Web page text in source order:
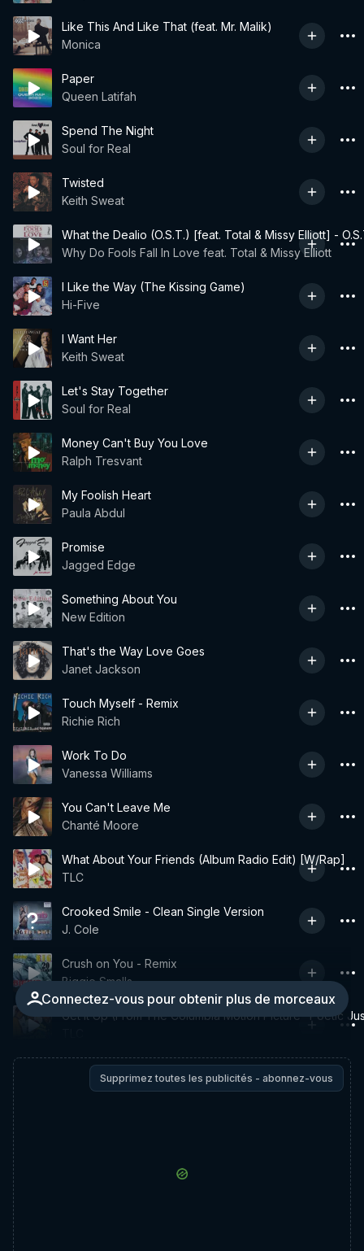
Like This And Like That (feat. Mr. Malik)
Monica
Paper
Queen Latifah
Spend The Night
Soul for Real
Twisted
Keith Sweat
What the Dealio (O.S.T.) [feat. Total & Missy Elliott] -
Why Do Fools Fall In Love feat. Total & Missy Elliott
I Like the Way (The Kissing Game)
Hi-Five
I Want Her
Keith Sweat
Let's Stay Together
Soul for Real
Money Can't Buy You Love
Ralph Tresvant
My Foolish Heart
Paula Abdul
Promise
Jagged Edge
Something About You
New Edition
That's the Way Love Goes
Janet Jackson
Touch Myself - Remix
Richie Rich
Work To Do
Vanessa Williams
You Can't Leave Me
Chanté Moore
What About Your Friends (Album Radio Edit) [W/Rap]
TLC
Crooked Smile - Clean Single Version
J. Cole
Connectez-vous pour obtenir plus de morceaux
Crush on You - Remix
Biggie Smalls
Get It Up (From The Columbia Motion Picture "Poetic
Supprimez toutes les publicités - abonnez-vous